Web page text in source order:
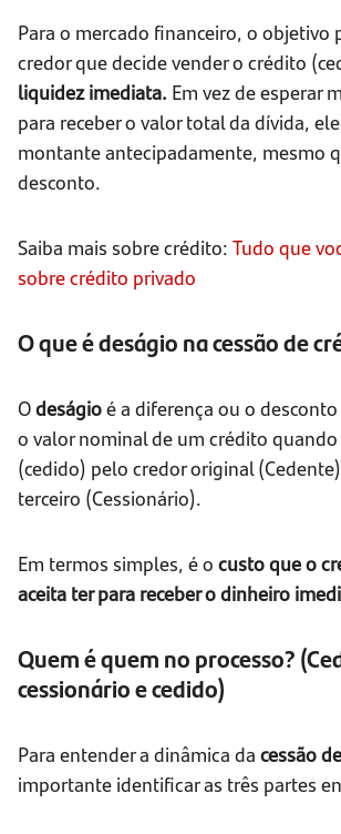
Para o mercado financeiro, o objetivo
credor que decide vender o crédito
liquidez imediata. Em vez de esperar
para receber o valor total da dívida,
montante antecipadamente, mesmo
desconto.
Saiba mais sobre crédito: Tudo que
sobre crédito privado
O que é deságio na cessão de
Odeságioé a diferença ou o
o valor nominal de um crédito
(cedido) pelo credor original
terceiro (Cessionário).
Em termos simples, é o custo que o
aceita ter para receber o dinheiro
Quem é quem no processo?
cessionário e cedido)
Para entender a dinâmica da cessão
importante identificar as três partes